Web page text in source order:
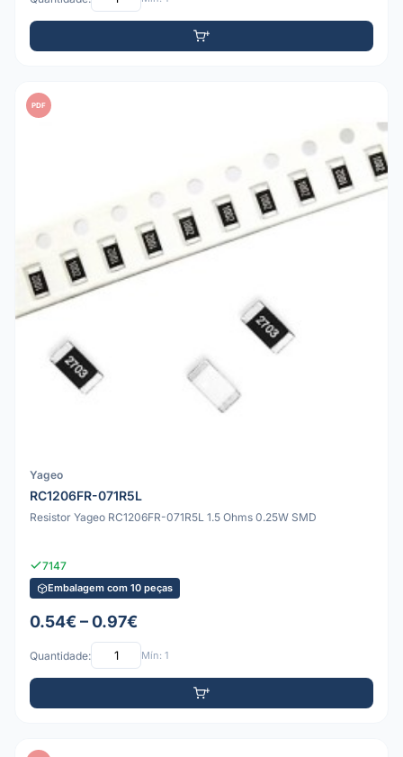
PDF
Yageo
RC1206FR-071R5L
Resistor Yageo RC1206FR-071R5L 1.5 Ohms 0.25W SMD
7147
Embalagem com 10 peças
0.54€ – 0.97€
Quantidade: Mín: 1